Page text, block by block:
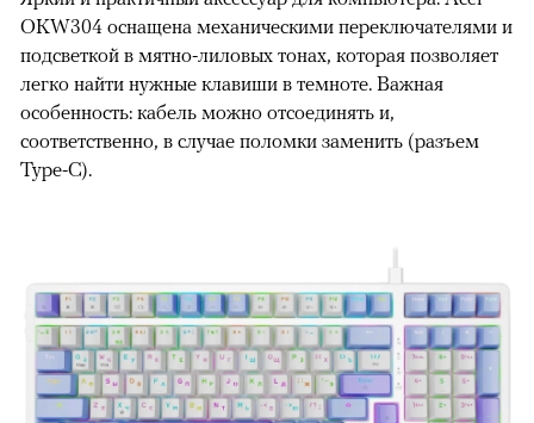
OKW304 оснащена механическими переключателями и
подсветкой в мятно-лиловых тонах, которая позволяет
легко найти нужные клавиши в темноте. Важная
особенность: кабель можно отсоединять и,
соответственно, в случае поломки заменить (разъем
Type-C).